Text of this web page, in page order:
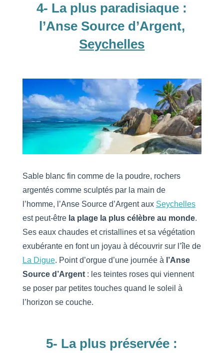
4- La plus paradisiaque :
l’Anse Source d’Argent,
Seychelles
Sable blanc fin comme de la poudre, rochers
argentés comme sculptés par la main de
l’homme, l’Anse Source d’Argentaux Seychelles
est peut-être la plage la plus célèbre au monde.
Ses eaux chaudes et cristallines et sa végétation
exubérante en font un joyau à découvrir sur l’île de
La Digue. Point d’orgue d’une journée à l’Anse
Source d’Argent: les teintes roses qui viennent
se poser par petites touches quand le soleil à
l’horizon se couche.
5- La plus préservée :